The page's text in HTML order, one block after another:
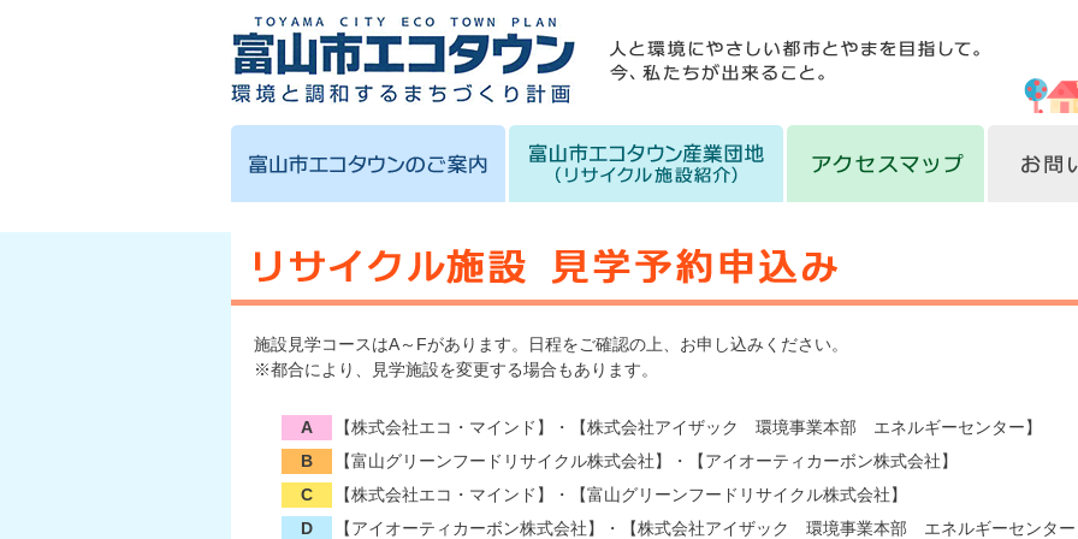
施設見学コースはA～Fがあります。日程をご確認の上、お申し込みください。
※都合により、見学施設を変更する場合もあります。
A
【株式会社エコ・マインド】・【株式会社アイザック 環境事業本部 エネルギーセンター】
B
【富山グリーンフードリサイクル株式会社】・【アイオーティカーボン株式会社】
C
【株式会社エコ・マインド】・【富山グリーンフードリサイクル株式会社】
D
【アイオーティカーボン株式会社】・【株式会社アイザック 環境事業本部 エネルギーセンタ